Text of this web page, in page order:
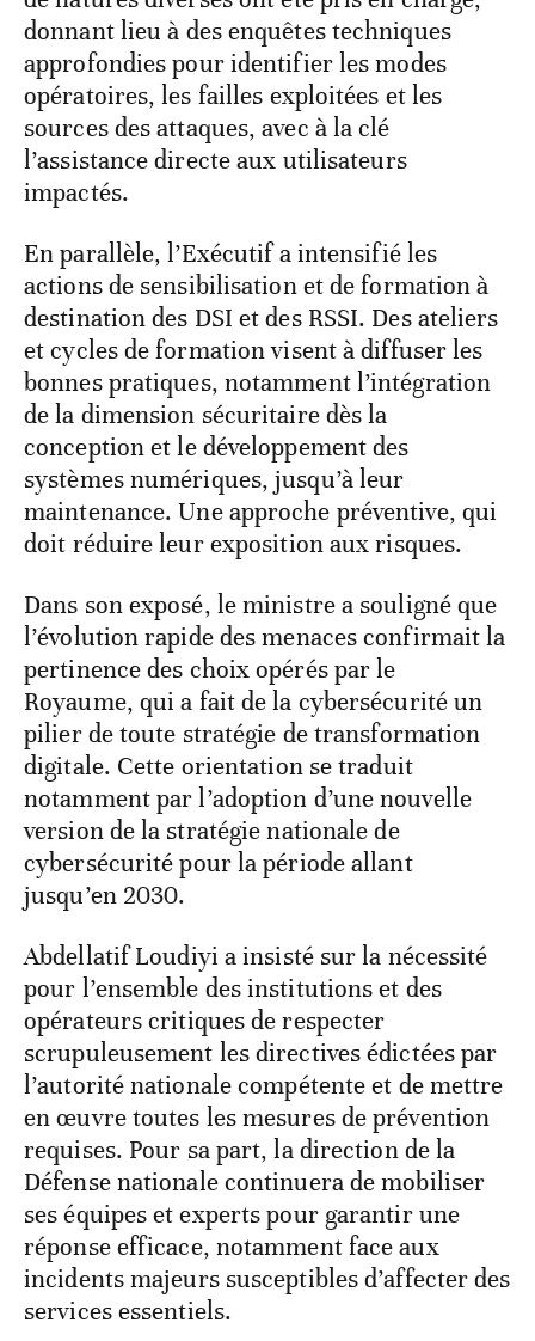
donnant lieu à des enquêtes techniques
approfondies pour identifier les modes
opératoires, les failles exploitées et les
sources des attaques, avec à la clé
l’assistance directe aux utilisateurs
impactés.
En parallèle, l’Exécutif a intensifié les
actions de sensibilisation et de formation à
destination des DSI et des RSSI. Des ateliers
et cycles de formation visent à diffuser les
bonnes pratiques, notamment l’intégration
de la dimension sécuritaire dès la
conception et le développement des
systèmes numériques, jusqu’à leur
maintenance. Une approche préventive, qui
doit réduire leur exposition aux risques.
Dans son exposé, le ministre a souligné que
l’évolution rapide des menaces confirmait la
pertinence des choix opérés par le
Royaume, qui a fait de la cybersécurité un
pilier de toute stratégie de transformation
digitale. Cette orientation se traduit
notamment par l’adoption d’une nouvelle
version de la stratégie nationale de
cybersécurité pour la période allant
jusqu’en 2030.
Abdellatif Loudiyi a insisté sur la nécessité
pour l’ensemble des institutions et des
opérateurs critiques de respecter
scrupuleusement les directives édictées par
l’autorité nationale compétente et de mettre
en œuvre toutes les mesures de prévention
requises. Pour sa part, la direction de la
Défense nationale continuera de mobiliser
ses équipes et experts pour garantir une
réponse efficace, notamment face aux
incidents majeurs susceptibles d’affecter des
services essentiels.